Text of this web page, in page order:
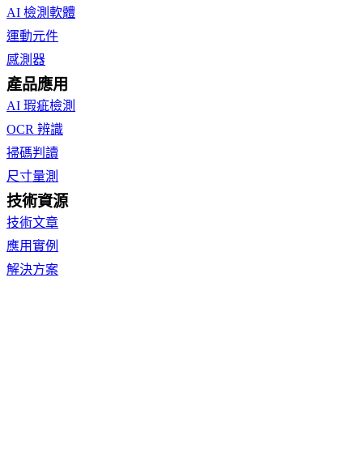
AI 檢測軟體
運動元件
感測器
產品應用
AI 瑕疵檢測
OCR 辨識
掃碼判讀
尺寸量測
技術資源
技術文章
應用實例
解決方案